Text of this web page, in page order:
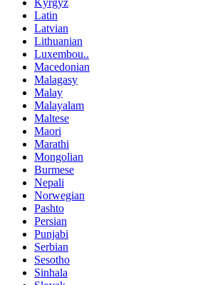
Latin
Latvian
Lithuanian
Luxembou..
Macedonian
Malagasy
Malay
Malayalam
Maltese
Maori
Marathi
Mongolian
Burmese
Nepali
Norwegian
Pashto
Persian
Punjabi
Serbian
Sesotho
Sinhala